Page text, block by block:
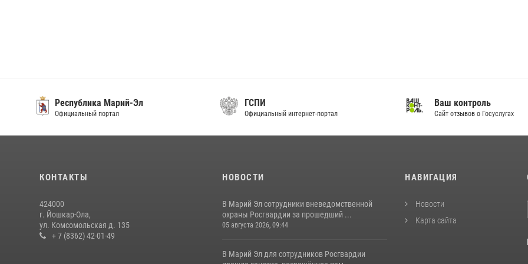
ГСПИ
Сайт отзывов о Госуслугах
МВД по
Официальный
КОНТАКТЫ
424000
г. Йошкар-Ола,
ул. Комсомольская д. 135
+ 7 (8362) 42-01-49
НОВОСТИ
В Марий Эл сотрудники вневедомственной
охраны Росгвардии за прошедший ...
05 августа 2026, 09:44
В Марий Эл для сотрудников Росгвардии
НАВИГАЦИЯ
Новости
Карта сайта